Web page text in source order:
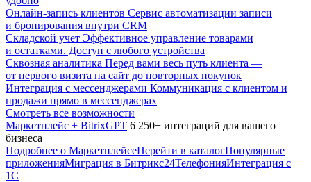
Онлайн-запись клиентов Сервис автоматизации записи
и бронирования внутри CRM
Складской учет Эффективное управление товарами
и остатками. Доступ с любого устройства
Сквозная аналитика Перед вами весь путь клиента —
от первого визита на сайт до повторных покупок
Интеграция с мессенджерами Коммуникация с клиентом и
продажи прямо в мессенджерах
Смотреть все возможности
Маркетплейс + BitrixGPT 6 250+ интеграций для вашего
бизнеса
Подробнее о МаркетплейсеПерейти в каталогПопулярные
приложенияМиграция в Битрикс24ТелефонияИнтеграция с
1С